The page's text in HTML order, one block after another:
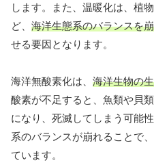
します。また、温暖化は、植
ど、 海洋生態系のバランスを
せる要因となります。
海洋無酸素化は、 海洋生物の
酸素が不足すると、魚類や貝
になり、死滅してしまう可能
系のバランスが崩れることで、
ています。